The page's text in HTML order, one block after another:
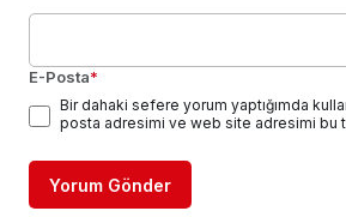
E-Posta*
Bir dahaki sefere yorum yaptığımda
posta adresimi ve web site adresimi bu
Yorum Gönder